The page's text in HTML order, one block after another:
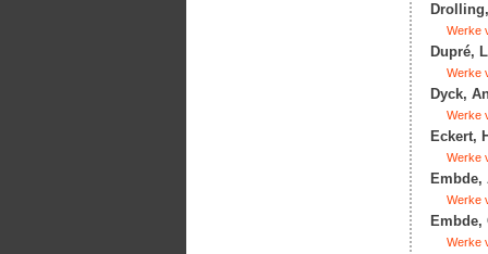
Werke
Dupré,
Werke
Dyck,
Werke
Eckert,
Werke
Embde,
Werke
Embde,
Werke